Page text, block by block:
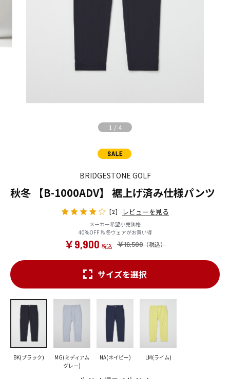
1 / 4
BRIDGESTONE GOLF
秋冬 【B-1000ADV】 裾上げ済み仕様パンツ
[2] レビューを見る
メーカー希望小売価格
40%OFF 秋冬ウェアがお買い得
￥16,500
￥9,900
サイズを選択
BK(ブラック)
MG(ミディアム
グレー)
NA(ネイビー) LM(ライム)